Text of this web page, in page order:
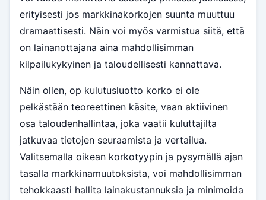
erityisesti jos markkinakorkojen suunta muuttuu
dramaattisesti. Näin voi myös varmistua siitä, että
on lainanottajana aina mahdollisimman
kilpailukykyinen ja taloudellisesti kannattava.
Näin ollen, op kulutusluotto korko ei ole
pelkästään teoreettinen käsite, vaan aktiivinen
osa taloudenhallintaa, joka vaatii kuluttajilta
jatkuvaa tietojen seuraamista ja vertailua.
Valitsemalla oikean korkotyypin ja pysymällä ajan
tasalla markkinamuutoksista, voi mahdollisimman
tehokkaasti hallita lainakustannuksia ja minimoida